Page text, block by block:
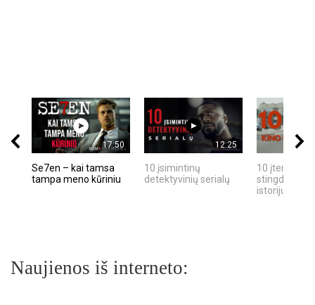
17:50
Se7en – kai tamsa
tampa meno kūriniu
12:25
10 įsimintinų
detektyvinių serialų
10 įtemptų,
stingdančių
istorijų
Naujienos iš interneto: